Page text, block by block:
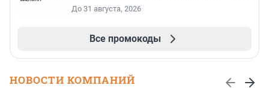
До 31 августа, 2026
Все промокоды
НОВОСТИ КОМПАНИЙ